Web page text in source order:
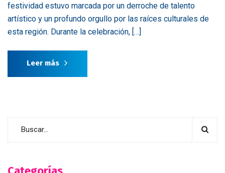
festividad estuvo marcada por un derroche de talento
artístico y un profundo orgullo por las raíces culturales de
esta región. Durante la celebración, […]
Leer más